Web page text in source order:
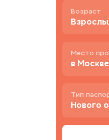
Возраст
Место
Тип
Нового